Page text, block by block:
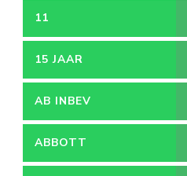
11
15 JAAR
AB INBEV
ABBOTT